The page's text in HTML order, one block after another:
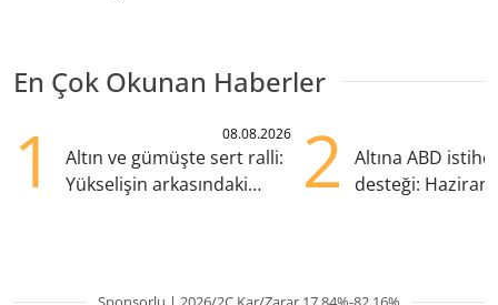
En Çok Okunan Haberler
1 08.08.2026
Altın ve gümüşte sert ralli:
Yükselişin arkasındaki
2
Altına ABD
desteği: